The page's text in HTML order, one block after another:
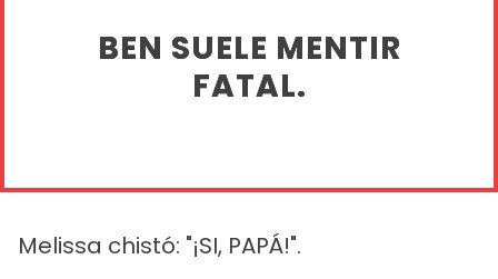
BEN SUELE MENTIR
FATAL.
Melissa chistó: "¡SI, PAPÁ!".